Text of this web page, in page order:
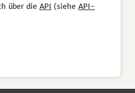
über die API (siehe API-